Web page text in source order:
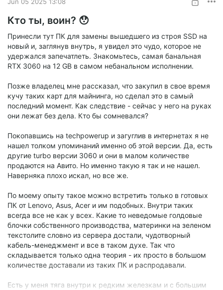
Кто ты, воин? 😯
Принесли тут ПК для замены вышедшего из строя SSD на
новый и, заглянув внутрь, я увидел это чудо, которое не
удержался запечатлеть. Знакомьтесь, самая банальная
RTX 3060 на 12 GB в самом небанальном исполнении.
Позже владелец мне рассказал, что закупил в свое время
кучу таких карт для майнинга, но сделал это в самый
последний момент. Как следствие - сейчас у него на руках
они лежат без дела. Кто бы сомневался?
Покопавшись на techpowerup и загуглив в интернетах я не
нашел толком упоминаний именно об этой версии. Да, есть
другие turbo версии 3060 и они в малом количестве
продаются на Авито. Но именно такую я так и не нашел.
Наверняка плохо искал, но все же.
По моему опыту такое можно встретить только в готовых
ПК от Lenovo, Asus, Acer и им подобных. Внутри таких
всегда все не как у всех. Какие то неведомые голдовые
блочки собственного производства, материнки на зеленом
текстолите словно из сервера достали, чудотворный
кабель-менеджмент и все в таком духе. Так что
складывается только одна теория - их просто в большом
количестве доставали из таких ПК и распродавали.
Есть у меня тяга внутри к редким железкам и с большим